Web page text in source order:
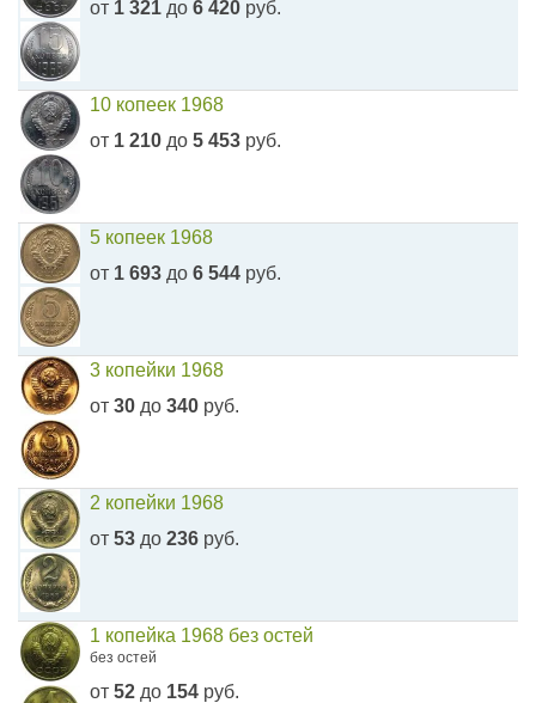
от 1 321 до 6 420 руб.
10 копеек 1968
от 1 210 до 5 453 руб.
5 копеек 1968
от 1 693 до 6 544 руб.
3 копейки 1968
от 30 до 340 руб.
2 копейки 1968
от 53 до 236 руб.
1 копейка 1968 без остей
без остей
от 52 до 154 руб.